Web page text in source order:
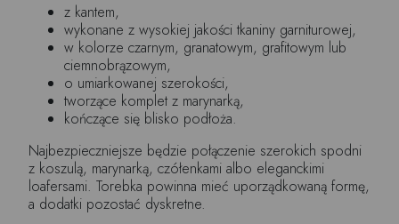
z kantem,
wykonane z wysokiej jakości tkaniny garniturowej,
w kolorze czarnym, granatowym, grafitowym lub
ciemnobrązowym,
o umiarkowanej szerokości,
tworzące komplet z marynarką,
kończące się blisko podłoża.
Najbezpieczniejsze będzie połączenie szerokich spodni
z koszulą, marynarką, czółenkami albo eleganckimi
loafersami. Torebka powinna mieć uporządkowaną formę,
a dodatki pozostać dyskretne.